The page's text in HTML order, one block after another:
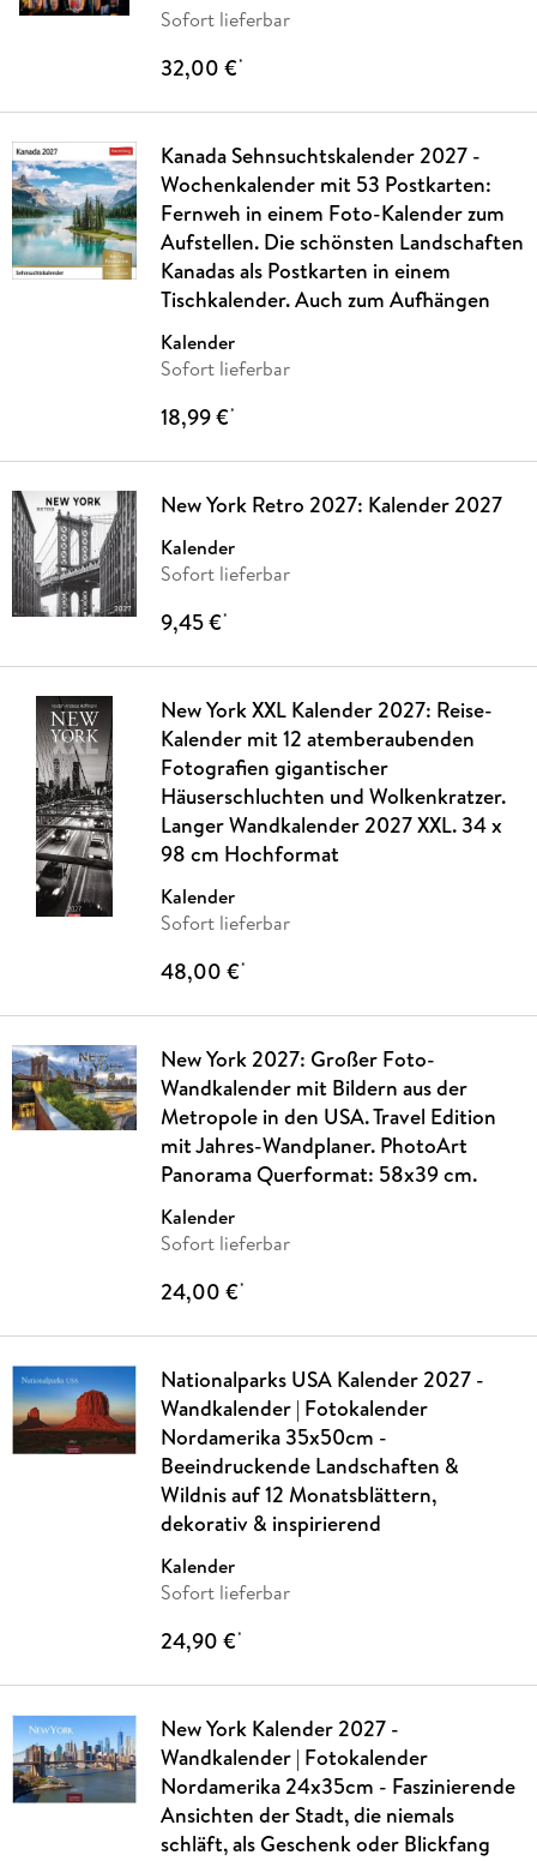
Sofort lieferbar
32,00 €*
Kanada Sehnsuchtskalender 2027 -
Wochenkalender mit 53 Postkarten:
Fernweh in einem Foto-Kalender zum
Aufstellen. Die schönsten Landschaften
Kanadas als Postkarten in einem
Tischkalender. Auch zum Aufhängen
Kalender
Sofort lieferbar
18,99 €*
New York Retro 2027: Kalender 2027
Kalender
Sofort lieferbar
9,45 €*
New York XXL Kalender 2027: Reise-
Kalender mit 12 atemberaubenden
Fotografien gigantischer
Häuserschluchten und Wolkenkratzer.
Langer Wandkalender 2027 XXL. 34 x
98 cm Hochformat
Kalender
Sofort lieferbar
48,00 €*
New York 2027: Großer Foto-
Wandkalender mit Bildern aus der
Metropole in den USA. Travel Edition
mit Jahres-Wandplaner. PhotoArt
Panorama Querformat: 58x39 cm.
Kalender
Sofort lieferbar
24,00 €*
Nationalparks USA Kalender 2027 -
Wandkalender | Fotokalender
Nordamerika 35x50cm -
Beeindruckende Landschaften &
Wildnis auf 12 Monatsblättern,
dekorativ & inspirierend
Kalender
Sofort lieferbar
24,90 €*
New York Kalender 2027 -
Wandkalender | Fotokalender
Nordamerika 24x35cm - Faszinierende
Ansichten der Stadt, die niemals
schläft, als Geschenk oder Blickfang